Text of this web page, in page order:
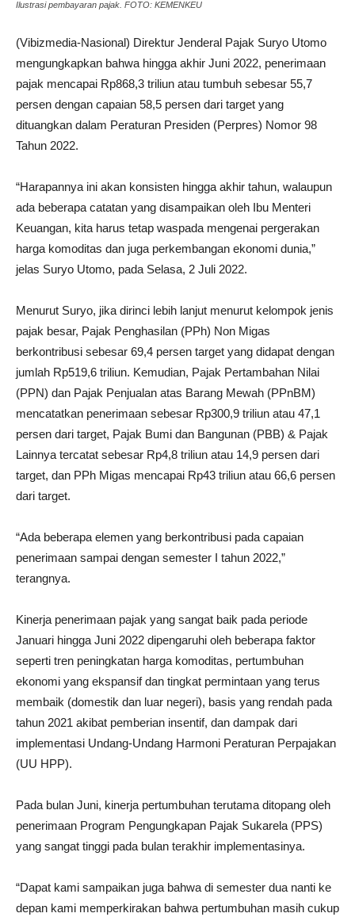
Ilustrasi pembayaran pajak. FOTO: KEMENKEU
(Vibizmedia-Nasional) Direktur Jenderal Pajak Suryo Utomo
mengungkapkan bahwa hingga akhir Juni 2022, penerimaan
pajak mencapai Rp868,3 triliun atau tumbuh sebesar 55,7
persen dengan capaian 58,5 persen dari target yang
dituangkan dalam Peraturan Presiden (Perpres) Nomor 98
Tahun 2022.
“Harapannya ini akan konsisten hingga akhir tahun, walaupun
ada beberapa catatan yang disampaikan oleh Ibu Menteri
Keuangan, kita harus tetap waspada mengenai pergerakan
harga komoditas dan juga perkembangan ekonomi dunia,”
jelas Suryo Utomo, pada Selasa, 2 Juli 2022.
Menurut Suryo, jika dirinci lebih lanjut menurut kelompok jenis
pajak besar, Pajak Penghasilan (PPh) Non Migas
berkontribusi sebesar 69,4 persen target yang didapat dengan
jumlah Rp519,6 triliun. Kemudian, Pajak Pertambahan Nilai
(PPN) dan Pajak Penjualan atas Barang Mewah (PPnBM)
mencatatkan penerimaan sebesar Rp300,9 triliun atau 47,1
persen dari target, Pajak Bumi dan Bangunan (PBB) & Pajak
Lainnya tercatat sebesar Rp4,8 triliun atau 14,9 persen dari
target, dan PPh Migas mencapai Rp43 triliun atau 66,6 persen
dari target.
“Ada beberapa elemen yang berkontribusi pada capaian
penerimaan sampai dengan semester I tahun 2022,”
terangnya.
Kinerja penerimaan pajak yang sangat baik pada periode
Januari hingga Juni 2022 dipengaruhi oleh beberapa faktor
seperti tren peningkatan harga komoditas, pertumbuhan
ekonomi yang ekspansif dan tingkat permintaan yang terus
membaik (domestik dan luar negeri), basis yang rendah pada
tahun 2021 akibat pemberian insentif, dan dampak dari
implementasi Undang-Undang Harmoni Peraturan Perpajakan
(UU HPP).
Pada bulan Juni, kinerja pertumbuhan terutama ditopang oleh
penerimaan Program Pengungkapan Pajak Sukarela (PPS)
yang sangat tinggi pada bulan terakhir implementasinya.
“Dapat kami sampaikan juga bahwa di semester dua nanti ke
depan kami memperkirakan bahwa pertumbuhan masih cukup